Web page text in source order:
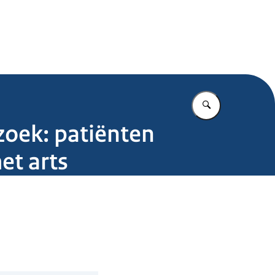
Vul in wat u
patiënten
arts